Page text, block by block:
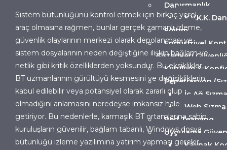
Danışmanlık
K.V.K.K.
Eğitim
Endüstriyel
Sistemleri
Kurulum &
Penetrasyon
İç Ağ
Web
Red Teaming
Uygulama
Kaynak
Sistem bütünlüğünü kontrol etmek için birkaç yerel
araç olmasına rağmen, bunlar gerçek zamanlı izleme,
güvenlik olaylarının merkezi olarak depolanması ve
sistem dosyalarının neden değiştiğine ilişkin bağlam ve
netlik gibi kritik özelliklerden yoksundur. Bu eksiklikler,
BT uzmanlarının gürültüyü kesmesini ve değişikliklerin
kabul edilebilir veya potansiyel olarak zararlı olup
olmadığını anlamasını neredeyse imkansız hale
getiriyor. Bu nedenlerle, karmaşık BT ortamlarına sahip
kuruluşların güvenilir, bağlam tabanlı, Windows dosya
bütünlüğü izleme yazılımına yatırım yapması gerekir.